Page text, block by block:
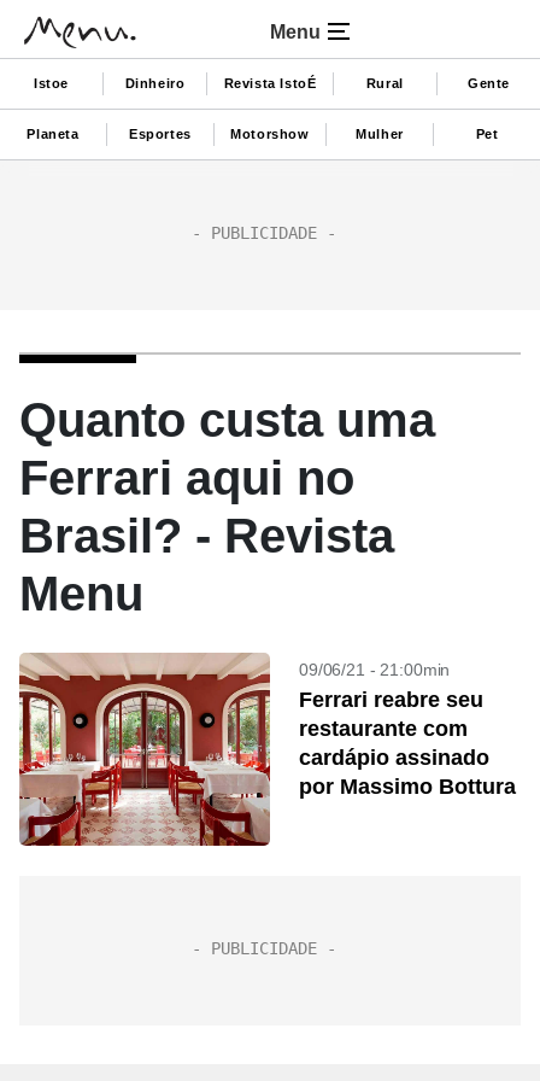
Menu
Istoe Dinheiro Revista IstoÉ Rural Gente
Planeta Esportes Motorshow Mulher Pet
Quanto custa uma
Ferrari aqui no
Brasil? - Revista
Menu
09/06/21 - 21:00min
Ferrari reabre seu
restaurante com
cardápio assinado
por Massimo Bottura